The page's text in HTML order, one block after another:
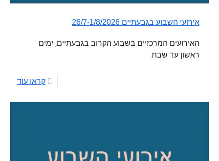
אירועי השבוע בגבעתיים 26/7-1/8/2026
האירועים המרכזיים בשבוע הקרוב בגבעתיים, ימים
ראשון עד שבת
קראו עוד